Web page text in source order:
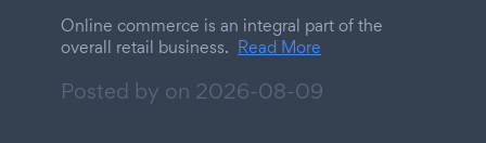
Online commerce is an integral part of the
overall retail business. Read More
Posted by on 2026-08-09